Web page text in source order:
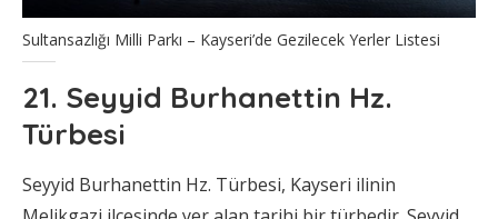
Sultansazlığı Milli Parkı – Kayseri’de Gezilecek Yerler Listesi
21. Seyyid Burhanettin Hz.
Türbesi
Seyyid Burhanettin Hz. Türbesi, Kayseri ilinin